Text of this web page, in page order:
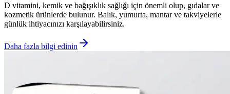
D vitamini, kemik ve bağışıklık sağlığı için önemli olup, gıdalar ve
kozmetik ürünlerde bulunur. Balık, yumurta, mantar ve takviyelerle
günlük ihtiyacınızı karşılayabilirsiniz.
Daha fazla bilgi edinin